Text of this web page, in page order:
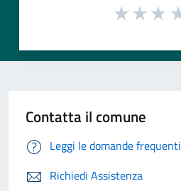
Contatta il comune
Leggi le domande frequenti
Richiedi Assistenza